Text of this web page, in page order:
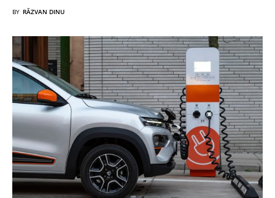
BY RĂZVAN DINU